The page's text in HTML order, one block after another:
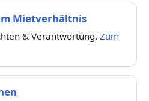
Mietverhältnis
& Verantwortung. Zum